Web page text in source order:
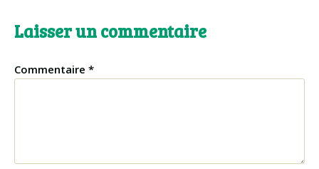
Laisser un commentaire
Commentaire *